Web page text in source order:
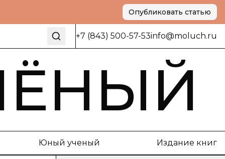
Опубликовать статью
+7 (843) 500-57-53info@moluch.ru
Юный ученый Издание книг